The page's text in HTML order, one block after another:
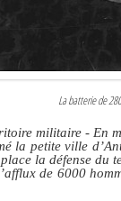
La batterie de
militaire - En
la petite ville
la défense du
de 6000